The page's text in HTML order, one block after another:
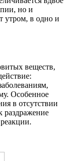
но и
утром, в одно и
веществ,
Особенное
в отсутствии
раздражение